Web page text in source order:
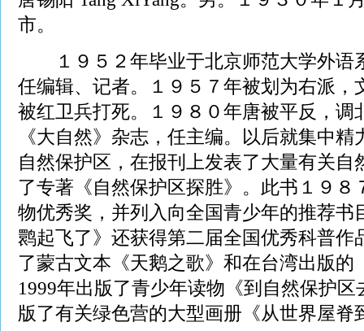
市。
１９５２年毕业于北京师范大学外语
任编辑、记者。１９５７年被划为右派，
被红卫兵打死。１９８０年唐被平反，调
《大自然》杂志，任主编。以后就集中
自然保护区，在报刊上发表了大量有关自
了专著《自然保护区探胜》。此书１９８
物优秀奖，并列入向全国青少年的推荐书
鹮起飞了》还获得第二届全国优秀科普作
了蒙古文本《天鹅之歌》和在台湾出版的
1999年出版了青少年读物《到自然保护
版了有关绿色营的大型画册《从世界屋脊